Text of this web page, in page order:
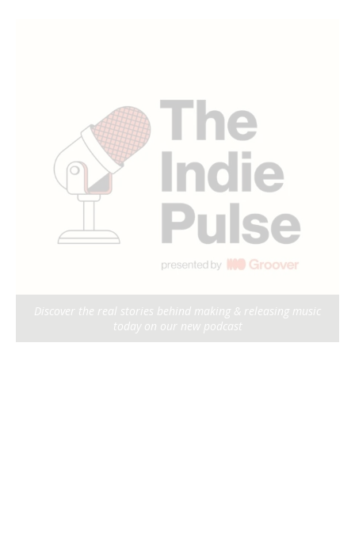
Discover the real stories behind making & releasing music
today on our new podcast